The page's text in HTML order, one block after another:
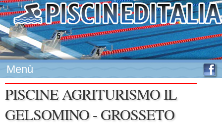
Menù
PISCINE AGRITURISMO IL
GELSOMINO - GROSSETO